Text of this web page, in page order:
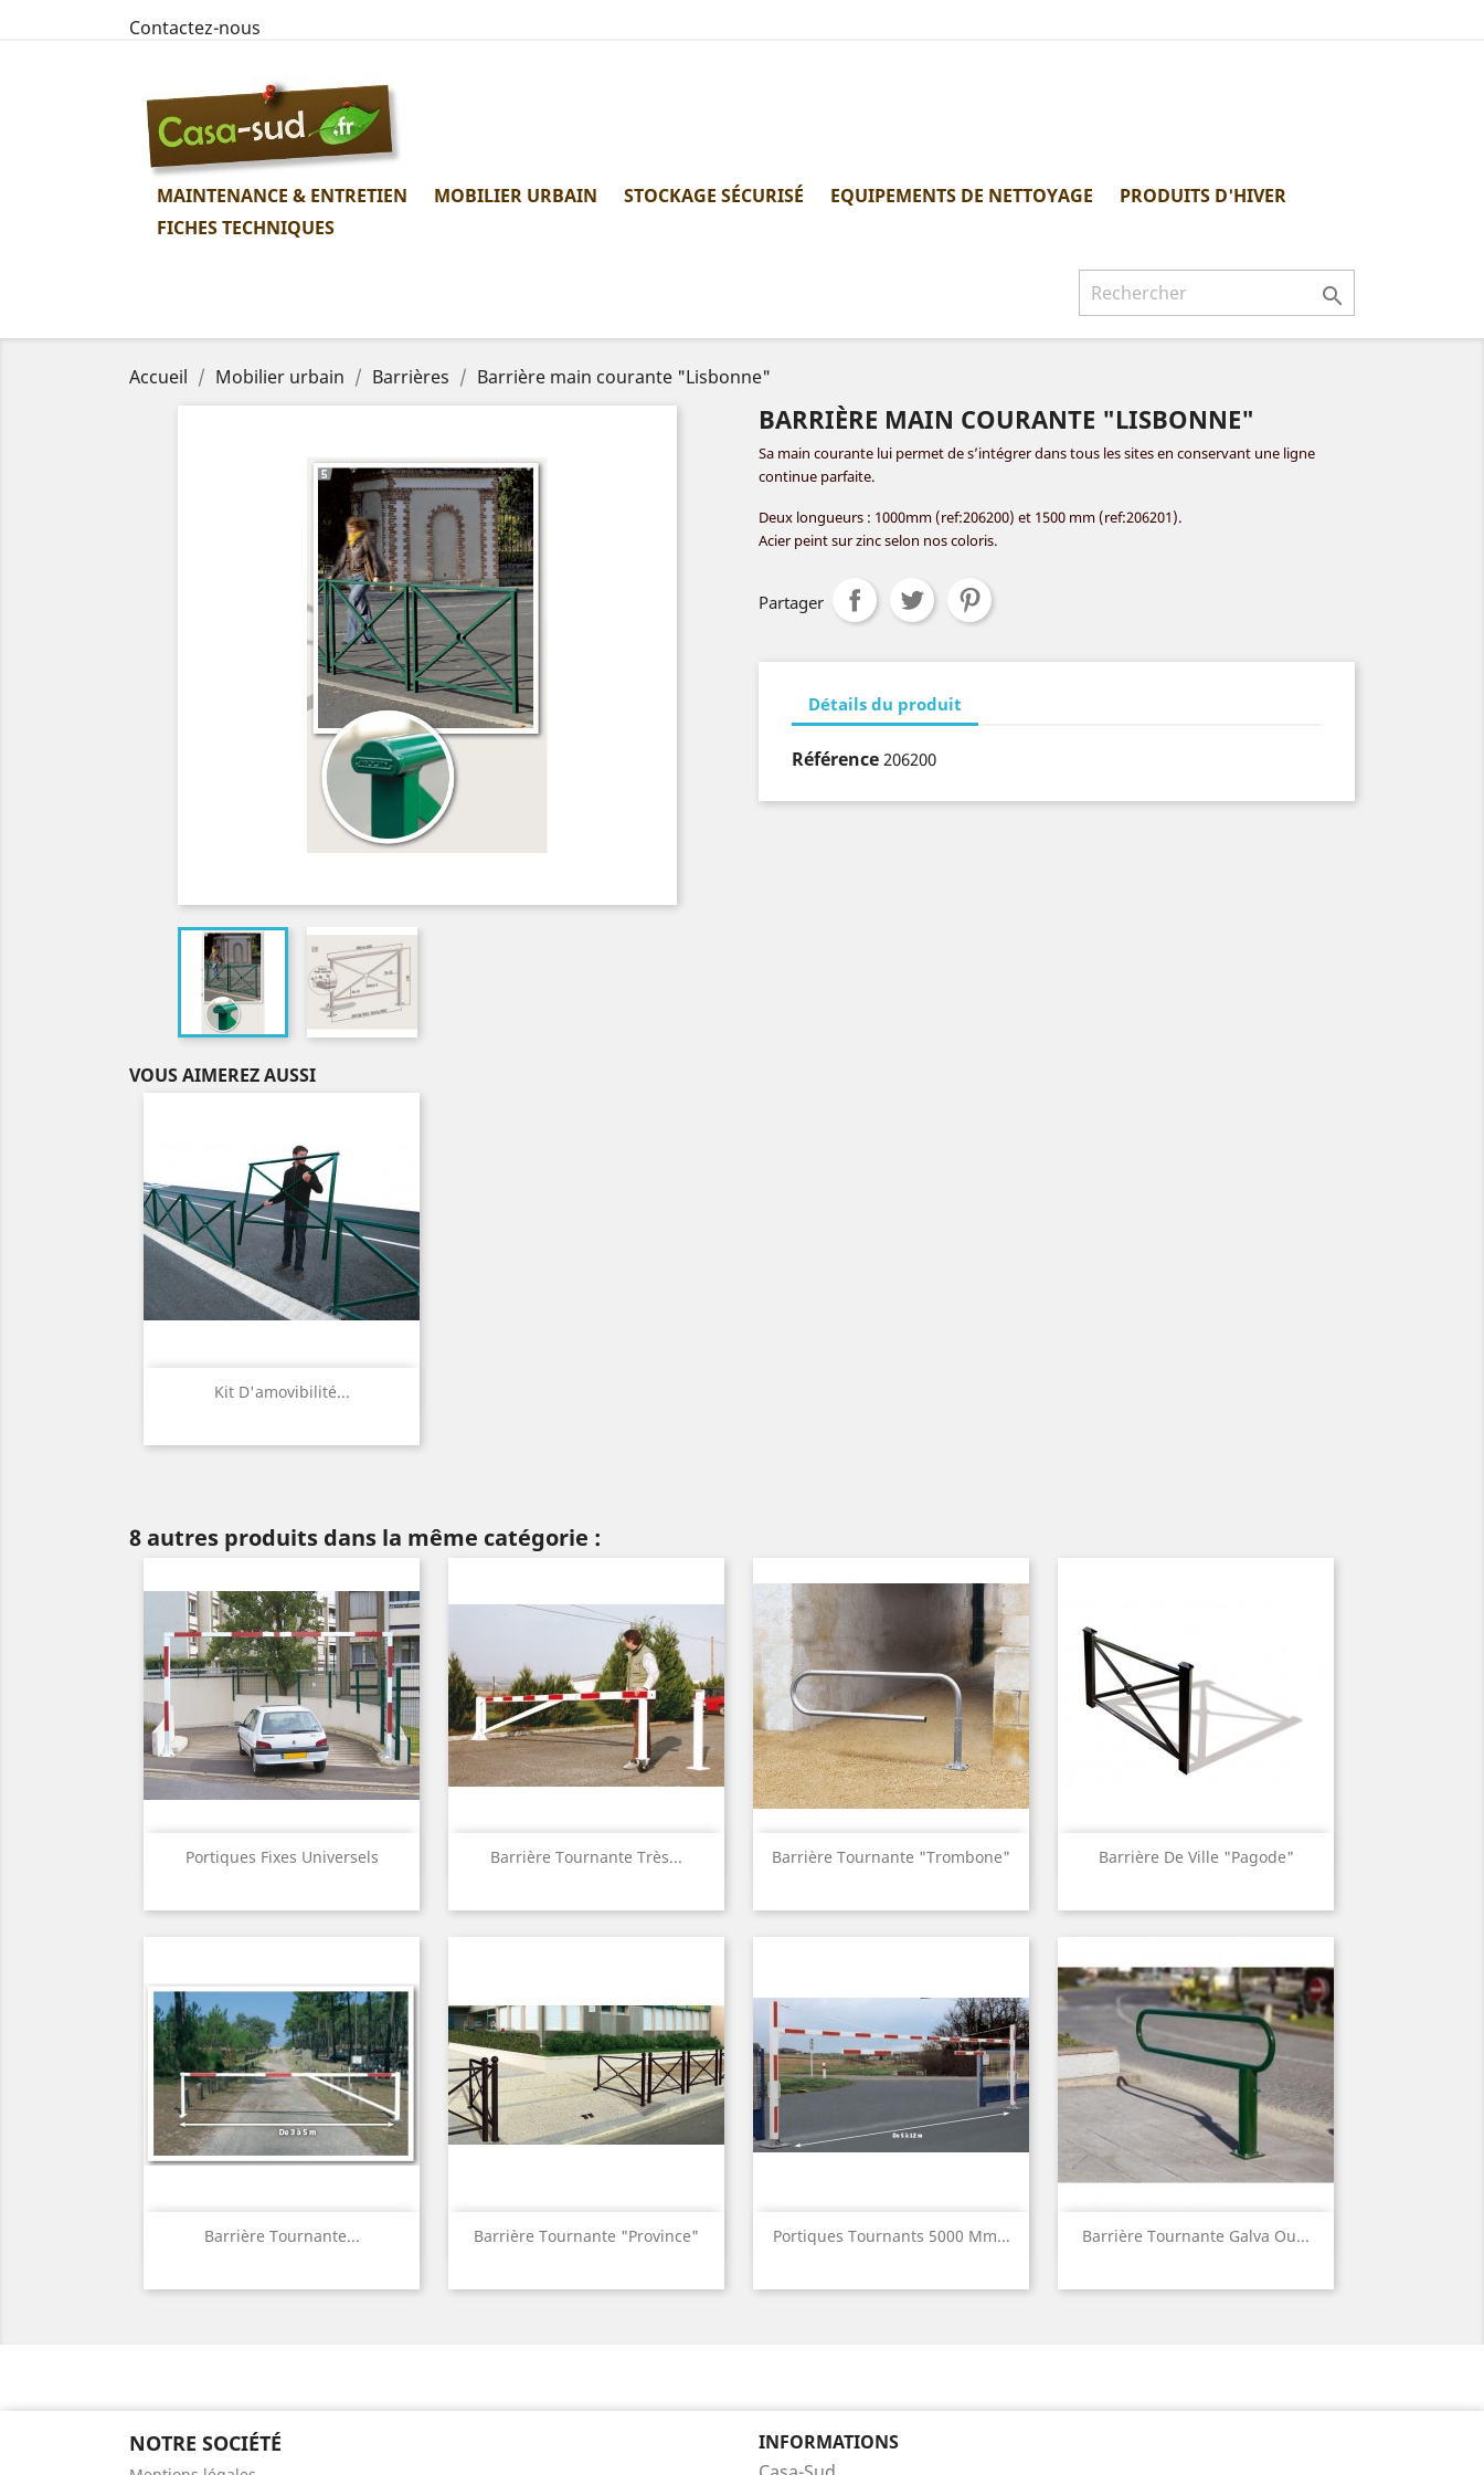
Contactez-nous
MAINTENANCE & ENTRETIEN MOBILIER URBAIN STOCKAGE SÉCURISÉ EQUIPEMENTS DE NETTOYAGE
PRODUITS D'HIVER
FICHES TECHNIQUES

Accueil Mobilier urbain Barrières Barrière main courante "Lisbonne"
BARRIÈRE MAIN COURANTE "LISBONNE"
Sa main courante lui permet de s’intégrer dans tous les sites en conservant une ligne
continue parfaite.
Deux longueurs : 1000mm (ref:206200) et 1500 mm (ref:206201).
Acier peint sur zinc selon nos coloris.
Partager
Détails du produit
Référence 206200
VOUS AIMEREZ AUSSI
Kit D'amovibilité...
Aperçu rapide
8 autres produits dans la même catégorie :
Portiques Fixes Universels
Aperçu rapide Barrière Tournante Très...
Aperçu rapide Barrière Tournante "Trombone"
Aperçu rapide Barrière De Ville "Pagode"
Aperçu rapide
Barrière Tournante...
Aperçu rapide Barrière Tournante "Province"
Aperçu rapide Portiques Tournants 5000 Mm...
 Aperçu rapide Barrière Tournante Galva Ou...
Aperçu rapide
NOTRE SOCIÉTÉ
INFORMATIONS